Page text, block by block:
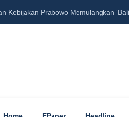
Kebijakan Prabowo Memulangkan